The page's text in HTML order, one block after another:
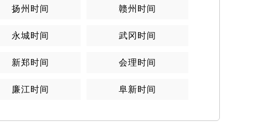
扬州时间 赣州时间
永城时间 武冈时间
新郑时间 会理时间
廉江时间 阜新时间